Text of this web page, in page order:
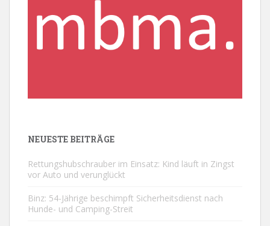
NEUESTE BEITRÄGE
Rettungshubschrauber im Einsatz: Kind läuft in Zingst
vor Auto und verunglückt
Binz: 54-Jährige beschimpft Sicherheitsdienst nach
Hunde- und Camping-Streit